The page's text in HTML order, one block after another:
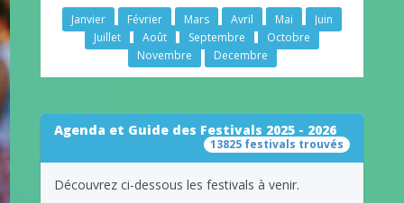
Janvier Février Mars Avril Mai
Juin
Juillet
Août Septembre
Octobre
Novembre
Decembre
Agenda et Guide des Festivals 2025 - 2026
13825 festivals trouvés
Découvrez ci-dessous les festivals à venir.